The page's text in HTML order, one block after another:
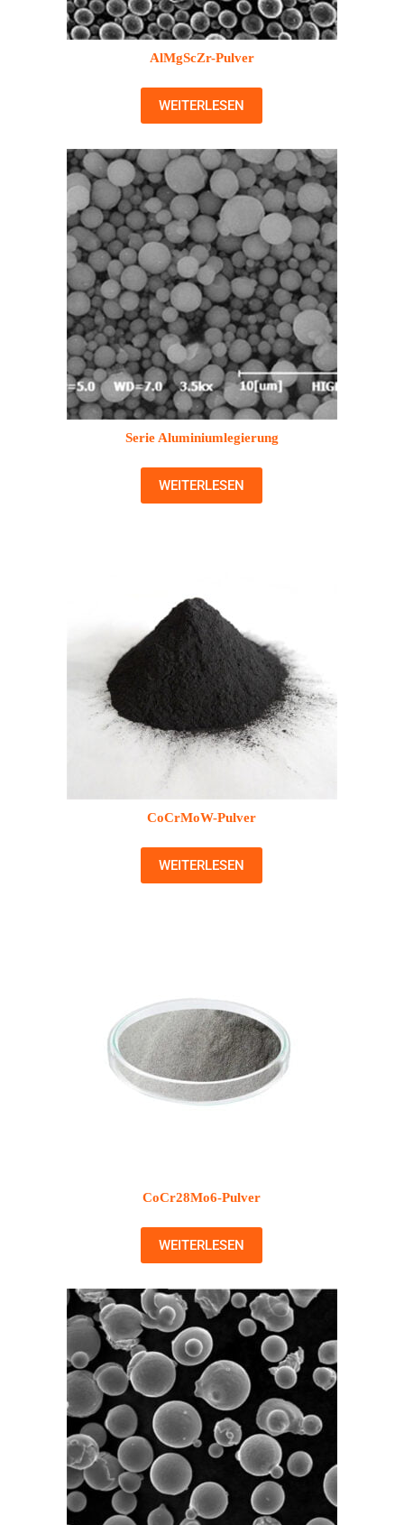
AlMgScZr-Pulver
WEITERLESEN
Serie Aluminiumlegierung
WEITERLESEN
CoCrMoW-Pulver
WEITERLESEN
CoCr28Mo6-Pulver
WEITERLESEN